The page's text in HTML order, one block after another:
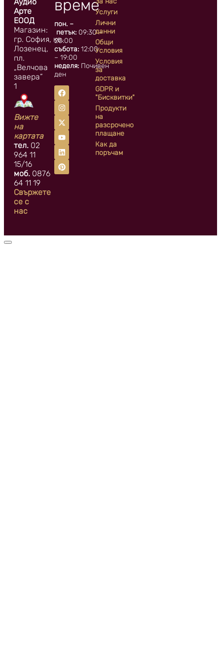
Аудио
Арте
ЕООД
Магазин:
гр. София, кв.
Лозенец,
пл.
„Велчова
завера”
1
Вижте
на
картата
тел. 02
964 11
15/16
моб. 0876
64 11 19
Свържете
се с
нас
време
пон. –
петък: 09:30 –
20:00
събота: 12:00
– 19:00
неделя: Почивен
ден
Услуги
Лични
данни
Общи
Условия
Условия
за
доставка
GDPR и
"Бисквитки"
Продукти
на
разсрочено
плащане
Как да
поръчам